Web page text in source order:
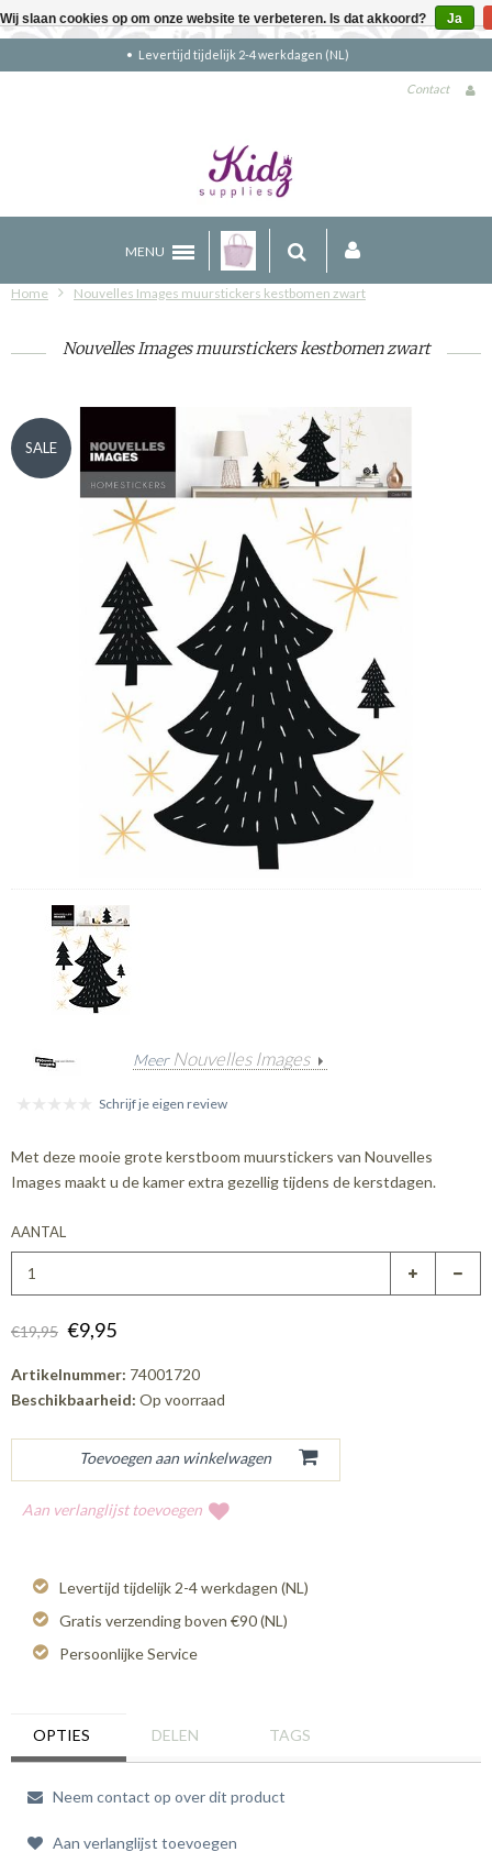
Gratis verzending boven €90 (NL)
Contact
MENU
Home Nouvelles Images muurstickers kestbomen zwart
Nouvelles Images muurstickers kestbomen zwart
SALE
Meer Nouvelles Images
Schrijf je eigen review
Met deze mooie grote kerstboom muurstickers van Nouvelles
Images maakt u de kamer extra gezellig tijdens de kerstdagen.
AANTAL
€19,95 €9,95
Artikelnummer: 74001720
Beschikbaarheid: Op voorraad
Aan verlanglijst toevoegen
Levertijd tijdelijk 2-4 werkdagen (NL)
Gratis verzending boven €90 (NL)
Persoonlijke Service
OPTIES DELEN TAGS
Neem contact op over dit product
Aan verlanglijst toevoegen
Wij slaan cookies op om onze website te verbeteren. Is dat akkoord? Ja